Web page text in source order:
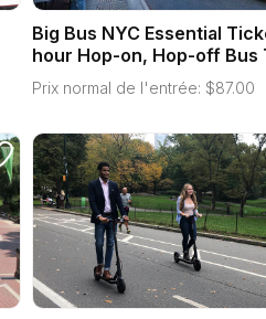
Big Bus NYC Essential
hour Hop-on, Hop-off Bus
Prix normal de l'entrée: $87.00